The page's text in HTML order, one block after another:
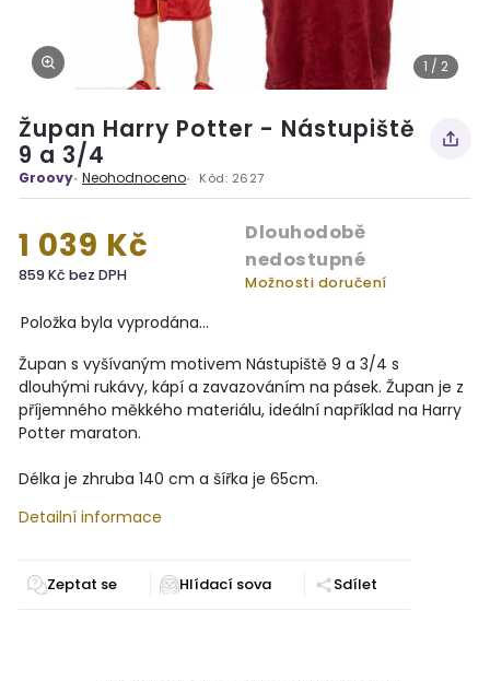
1 / 2
Župan Harry Potter - Nástupiště
9 a 3/4
Groovy Neohodnoceno Kód: 2627
1 039 Kč
859 Kč bez DPH
Dlouhodobě
nedostupné
Možnosti doručení
Položka byla vyprodána…
Župan s vyšívaným motivem Nástupiště 9 a 3/4 s
dlouhými rukávy, kápí a zavazováním na pásek. Župan je z
příjemného měkkého materiálu, ideální například na Harry
Potter maraton.
Délka je zhruba 140 cm a šířka je 65cm.
Detailní informace
Zeptat se Sdílet